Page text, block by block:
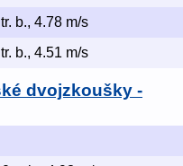
b., 4.78 m/s
b., 4.51 m/s
dvojzkoušky -